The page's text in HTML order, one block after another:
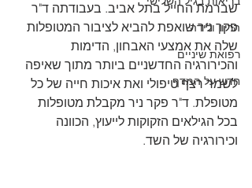
הריון ולידה
רפואת שיניים
חדש על המדף
שברמת החייל בתל אביב. בעבודתה ד"ר
פקר ניר שואפת להביא לציבור המטופלות
שלה את אמצעי האבחון, הדימות
והכירורגיה החדשניים ביותר מתוך שאיפה
לשמר רצף טיפולי ואת איכות חייה של כל
מטופלת. ד"ר פקר ניר מקבלת מטופלות
בכל הגילאים הזקוקות לייעוץ, הכוונה
וכירורגיה של השד.